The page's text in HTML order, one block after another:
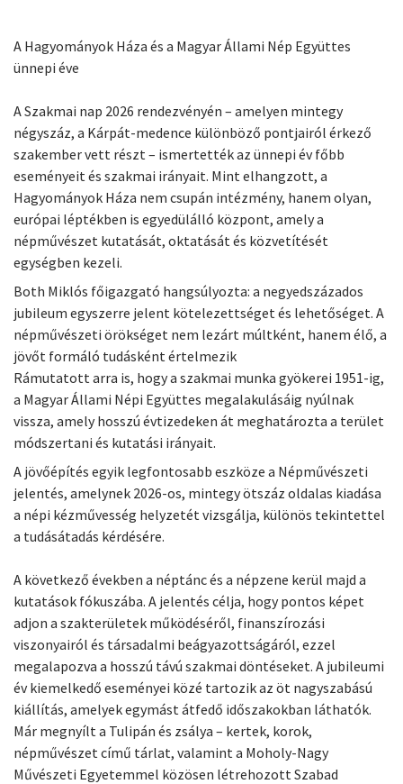
A Hagyományok Háza és a Magyar Állami Nép Együttes
ünnepi éve
A Szakmai nap 2026 rendezvényén – amelyen mintegy
négyszáz, a Kárpát-medence különböző pontjairól érkező
szakember vett részt – ismertették az ünnepi év főbb
eseményeit és szakmai irányait. Mint elhangzott, a
Hagyományok Háza nem csupán intézmény, hanem olyan,
európai léptékben is egyedülálló központ, amely a
népművészet kutatását, oktatását és közvetítését
egységben kezeli.
Both Miklós főigazgató hangsúlyozta: a negyedszázados
jubileum egyszerre jelent kötelezettséget és lehetőséget. A
népművészeti örökséget nem lezárt múltként, hanem élő, a
jövőt formáló tudásként értelmezik
Rámutatott arra is, hogy a szakmai munka gyökerei 1951-ig,
a Magyar Állami Népi Együttes megalakulásáig nyúlnak
vissza, amely hosszú évtizedeken át meghatározta a terület
módszertani és kutatási irányait.
A jövőépítés egyik legfontosabb eszköze a Népművészeti
jelentés, amelynek 2026-os, mintegy ötszáz oldalas kiadása
a népi kézművesség helyzetét vizsgálja, különös tekintettel
a tudásátadás kérdésére.
A következő években a néptánc és a népzene kerül majd a
kutatások fókuszába. A jelentés célja, hogy pontos képet
adjon a szakterületek működéséről, finanszírozási
viszonyairól és társadalmi beágyazottságáról, ezzel
megalapozva a hosszú távú szakmai döntéseket. A jubileumi
év kiemelkedő eseményei közé tartozik az öt nagyszabású
kiállítás, amelyek egymást átfedő időszakokban láthatók.
Már megnyílt a Tulipán és zsálya – kertek, korok,
népművészet című tárlat, valamint a Moholy-Nagy
Művészeti Egyetemmel közösen létrehozott Szabad